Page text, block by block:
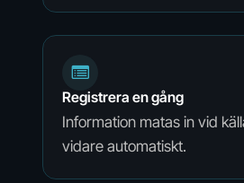
Registrera en gång
Information matas in vid
vidare automatiskt.